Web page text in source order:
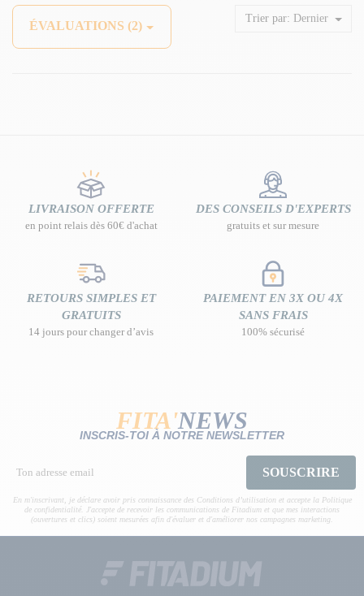
ÉVALUATIONS (2)
Trier par: Dernier
LIVRAISON OFFERTE
en point relais dès 60€ d'achat
DES CONSEILS D'EXPERTS
gratuits et sur mesure
RETOURS SIMPLES ET
GRATUITS
14 jours pour changer d’avis
PAIEMENT EN 3X OU 4X
SANS FRAIS
100% sécurisé
FITA'NEWS
INSCRIS-TOI À NOTRE NEWSLETTER
SOUSCRIRE
En m'inscrivant, je déclare avoir pris connaissance des Conditions d’utilisation et accepte la Politique
de confidentialité. J'accepte de recevoir les communications de Fitadium et que mes interactions
(ouvertures et clics) soient mesurées afin d'évaluer et d'améliorer nos campagnes marketing.